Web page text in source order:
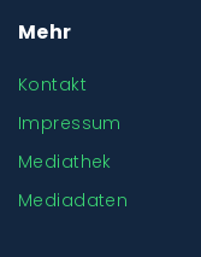
Mehr
Kontakt
Impressum
Mediathek
Mediadaten